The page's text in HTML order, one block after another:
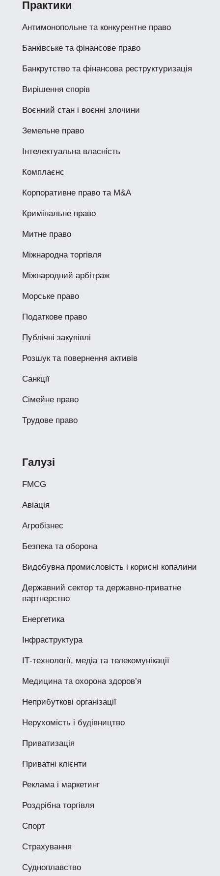
Практики
Антимонопольне та конкурентне право
Банківське та фінансове право
Банкрутство та фінансова реструктуризація
Вирішення спорів
Воєнний стан і воєнні злочини
Земельне право
Інтелектуальна власність
Комплаєнс
Корпоративне право та M&A
Кримінальне право
Митне право
Міжнародна торгівля
Міжнародний арбітраж
Морське право
Податкове право
Публічні закупівлі
Розшук та повернення активів
Санкції
Сімейне право
Трудове право
Галузі
FMCG
Авіація
Агробізнес
Безпека та оборона
Видобувна промисловість і корисні копалини
Державний сектор та державно-приватне
партнерство
Енергетика
Інфраструктура
ІТ-технології, медіа та телекомунікації
Медицина та охорона здоров’я
Неприбуткові організації
Нерухомість і будівництво
Приватизація
Приватні клієнти
Реклама і маркетинг
Роздрібна торгівля
Спорт
Страхування
Судноплавство